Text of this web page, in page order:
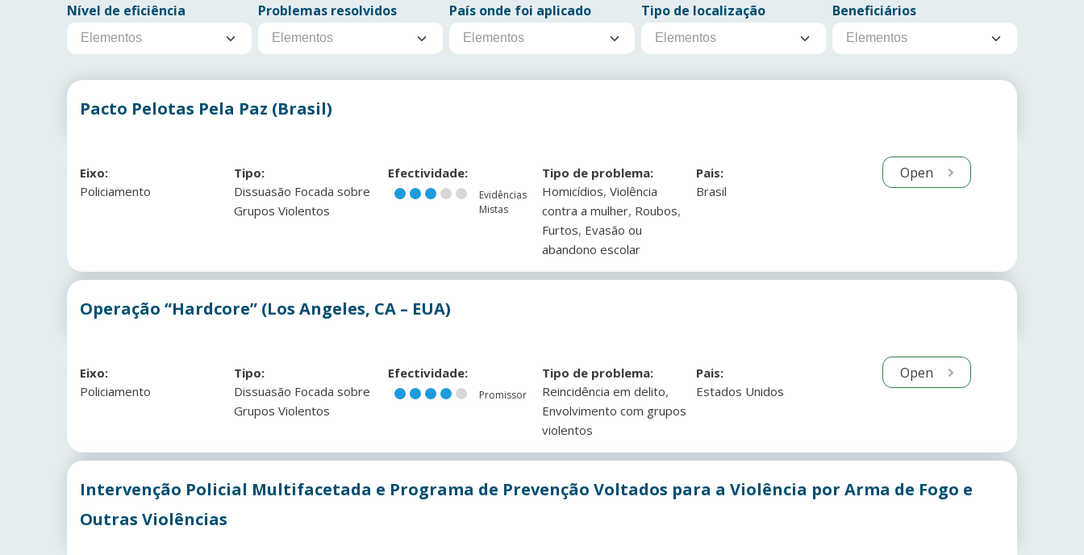
Nível de eficiência Problemas resolvidos País onde foi aplicado Tipo de localização Beneficiários
Pacto Pelotas Pela Paz (Brasil)
Eixo:
Policiamento
Tipo:
Dissuasão Focada sobre
Grupos Violentos
Efectividade:
Evidências
Mistas
Tipo de problema:
Homicídios,Violência
contra a mulher, Roubos,
Furtos, Evasão ou
abandono escolar
Pais:
Brasil
Open
Operação “Hardcore” (Los Angeles, CA – EUA)
Eixo:
Policiamento
Tipo:
Dissuasão Focada sobre
Grupos Violentos
Efectividade:
Promissor
Tipo de problema:
Reincidência em delito,
Envolvimento com grupos
violentos
Pais:
Estados Unidos
Open
Intervenção Policial Multifacetada e Programa de Prevenção Voltados para a Violência por Arma de Fogo e
Outras Violências